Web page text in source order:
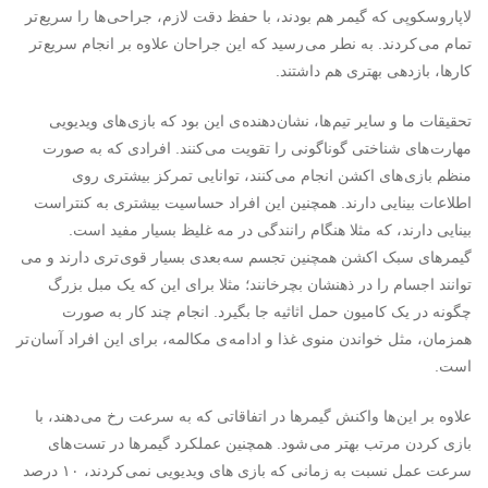
لاپاروسکوپی که گیمر هم بودند، با حفظ دقت لازم، جراحی ها را سریع تر
تمام می کردند. به نطر می رسید که این جراحان علاوه بر انجام سریع تر
کارها، بازدهی بهتری هم داشتند.
تحقیقات ما و سایر تیم ها، نشان دهنده ی این بود که بازی های ویدیویی
مهارت های شناختی گوناگونی را تقویت می کنند. افرادی که به صورت
منظم بازی های اکشن انجام می کنند، توانایی تمرکز بیشتری روی
اطلاعات بینایی دارند. همچنین این افراد حساسیت بیشتری به کنتراست
بینایی دارند، که مثلا هنگام رانندگی در مه غلیظ بسیار مفید است.
گیمرهای سبک اکشن همچنین تجسم سه بعدی بسیار قوی تری دارند و می
توانند اجسام را در ذهنشان بچرخانند؛ مثلا برای این که یک مبل بزرگ
چگونه در یک کامیون حمل اثاثیه جا بگیرد. انجام چند کار به صورت
همزمان، مثل خواندن منوی غذا و ادامه ی مکالمه، برای این افراد آسان تر
است.
علاوه بر این ها واکنش گیمرها در اتفاقاتی که به سرعت رخ می دهند، با
بازی کردن مرتب بهتر می شود. همچنین عملکرد گیمرها در تست های
سرعت عمل نسبت به زمانی که بازی های ویدیویی نمی کردند، ۱۰ درصد